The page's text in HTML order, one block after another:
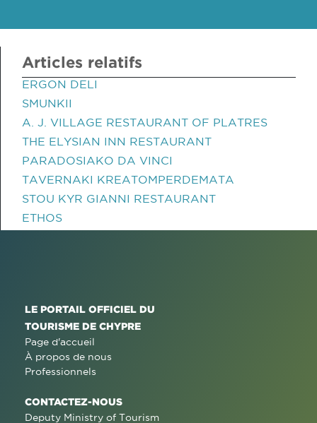
Articles relatifs
ERGON DELI
SMUNKII
A. J. VILLAGE RESTAURANT OF PLATRES
THE ELYSIAN INN RESTAURANT
PARADOSIAKO DA VINCI
TAVERNAKI KREATOMPERDEMATA
STOU KYR GIANNI RESTAURANT
ETHOS
LE PORTAIL OFFICIEL DU
TOURISME DE CHYPRE
Page d'accueil
À propos de nous
Professionnels
CONTACTEZ-NOUS
Deputy Ministry of Tourism